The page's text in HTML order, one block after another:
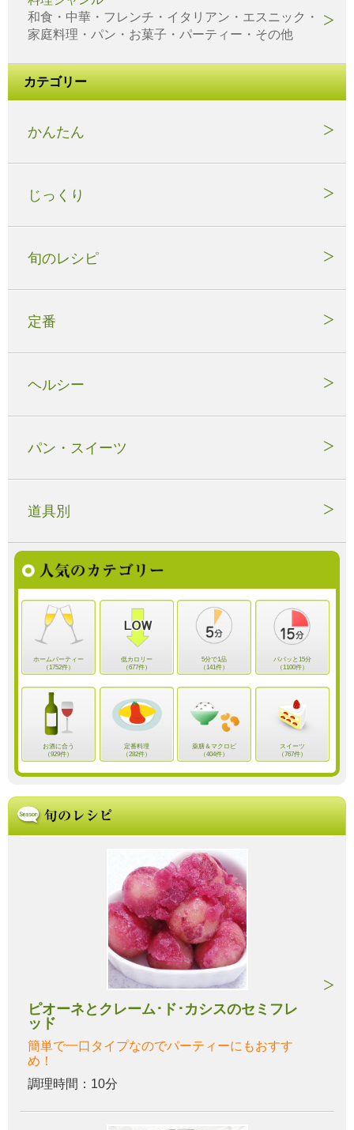
和食・中華・フレンチ・イタリアン・エスニック・
家庭料理・パン・お菓子・パーティー・その他
カテゴリー
かんたん
じっくり
旬のレシピ
定番
ヘルシー
パン・スイーツ
道具別
ホームパーティー
（1752件）
低カロリー
（677件）
5分で1品
（141件）
パパッと15分
（1100件）
お酒に合う
（929件）
定番料理
（282件）
薬膳＆マクロビ
（404件）
スイーツ
（767件）
ピオーネとクレーム･ド･カシスのセミフレ
ッド
簡単で一口タイプなのでパーティーにもおすす
め！
調理時間：10分